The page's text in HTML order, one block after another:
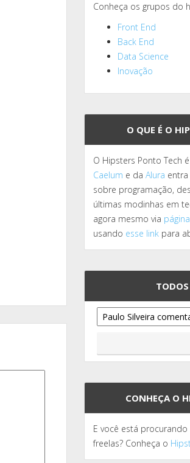
Conheça os grupos do
Front End
Back End
Data Science
Inovação
O QUE É O
O Hipsters Ponto Tech
Caelum e daAlura
sobre programação,
últimas modinhas em
agora mesmo via
usando esse link para
CONHEÇA O
E você está
freelas? Conheça o